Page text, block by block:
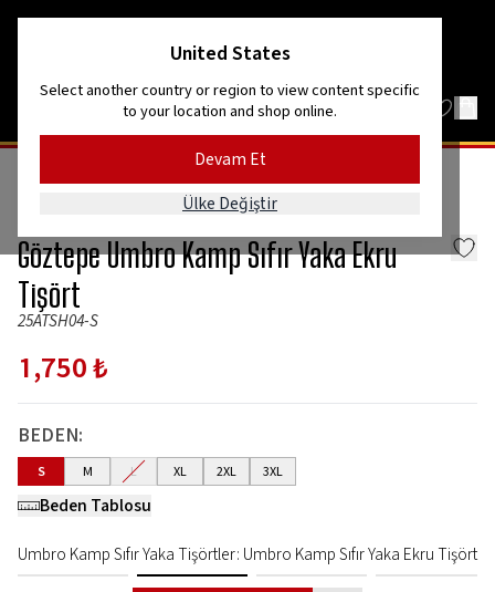
United States
Select another country or region to view content specific
to your location and shop online.
Devam Et
Ülke Değiştir
A TAKIM 2025/26 SEZONU
Göztepe Umbro Kamp Sıfır Yaka Ekru
Tişört
25ATSH04-S
1,750 ₺
BEDEN:
S M L XL 2XL 3XL
Beden Tablosu
Umbro Kamp Sıfır Yaka Tişörtler: Umbro Kamp Sıfır Yaka Ekru Tişört